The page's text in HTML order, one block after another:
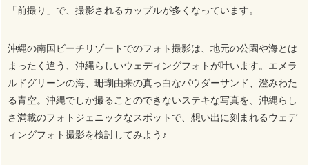
「前撮り」で、撮影されるカップルが多くなっています。
沖縄の南国ビーチリゾートでのフォト撮影は、地元の公園や海とは
まったく違う、沖縄らしいウェディングフォトが叶います。エメラ
ルドグリーンの海、珊瑚由来の真っ白なパウダーサンド、澄みわた
る青空。沖縄でしか撮ることのできないステキな写真を、沖縄らし
さ満載のフォトジェニックなスポットで、想い出に刻まれるウェデ
ィングフォト撮影を検討してみよう♪